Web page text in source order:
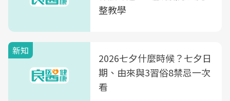
整教學
新知
2026七夕什麼時候？七夕日
期、由來與3習俗8禁忌一次
看